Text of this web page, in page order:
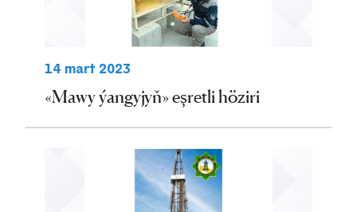
14 mart 2023
«Mawy ýangyjyň» eşretli höziri